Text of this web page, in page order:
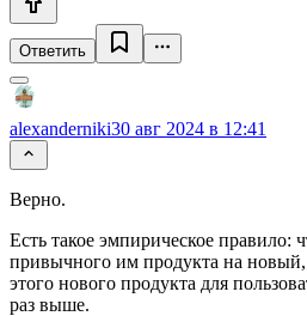
Ответить
alexanderniki30 авг 2024 в 12:41
Верно.
Есть такое эмпирическое
привычного им продукта на
этого нового продукта для
раз выше.